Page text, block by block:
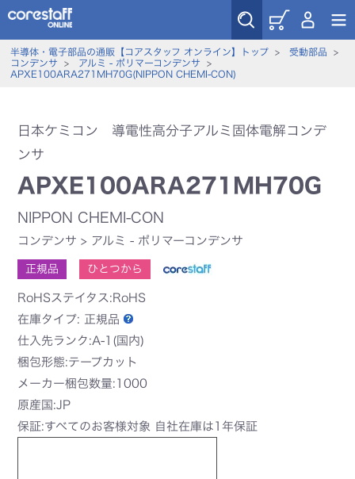
半導体・電子部品の通販【コアスタッフ オンライン】トップ> 受動部品 >
コンデンサ > アルミ - ポリマーコンデンサ >
APXE100ARA271MH70G(NIPPON CHEMI-CON)
日本ケミコン 導電性高分子アルミ固体電解コンデ
ンサ
APXE100ARA271MH70G
NIPPON CHEMI-CON
コンデンサ > アルミ - ポリマーコンデンサ
正規品 ひとつから
RoHSステイタス:RoHS
在庫タイプ: 正規品
仕入先ランク:A-1(国内)
梱包形態:テープカット
メーカー梱包数量:1000
原産国:JP
保証:すべてのお客様対象 自社在庫は1年保証